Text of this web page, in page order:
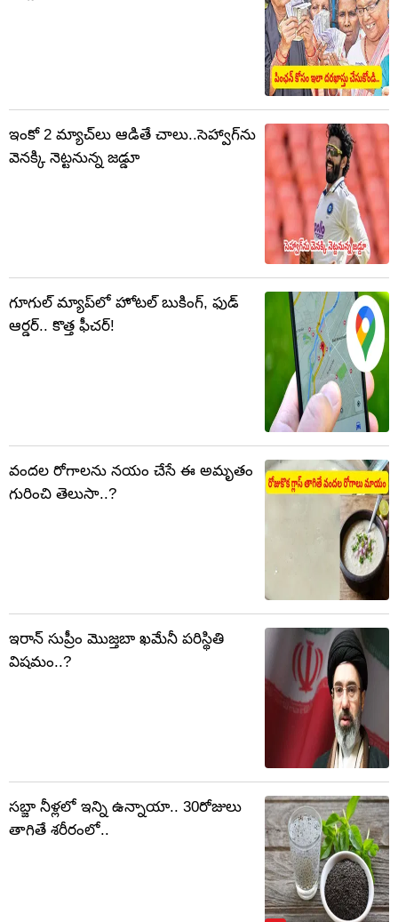
ఇంకో 2 మ్యాచ్‌లు ఆడితే చాలు..సెహ్వాగ్‌ను
వెనక్కి నెట్టనున్న జడ్డూ
గూగుల్‌ మ్యాప్‌లో హోటల్ బుకింగ్, ఫుడ్
ఆర్డర్.. కొత్త ఫీచర్!
వందల రోగాలను నయం చేసే ఈ అమృతం
గురించి తెలుసా..?
ఇరాన్ సుప్రీం మొజ్తబా ఖమేనీ పరిస్థితి
విషమం..?
సబ్జా నీళ్లలో ఇన్ని ఉన్నాయా.. 30రోజులు
తాగితే శరీరంలో..